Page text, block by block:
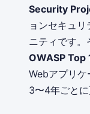
Security
ョンセキュ
ニティです。
OWASP Top
Webアプリ
3〜4年ごとに